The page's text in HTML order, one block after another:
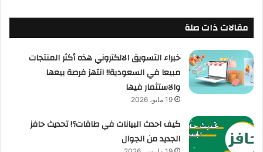
مقالات ذات صلة
خبراء التسويق الالكتروني هذه أكثر المنتجات
مبيعا في السعودية!! انتهز فرصة بيعها
والاستثمار فيها
19 مايو، 2026
كيف احدث البيانات في طاقات؟! تحديث حافز
الجديد من الجوال